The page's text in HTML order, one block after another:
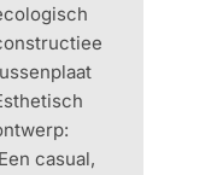
Een casual,